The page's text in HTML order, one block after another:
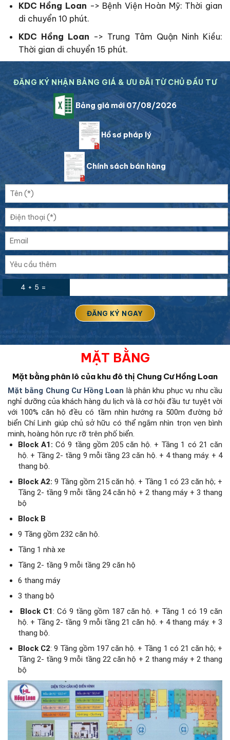
KDC Hồng Loan -> Bệnh Viện Hoàn Mỹ: Thời gian
di chuyển 10 phút.
KDC Hồng Loan -> Trung Tâm Quận Ninh Kiều:
Thời gian di chuyển 15 phút.
ĐĂNG KÝ NHẬN BẢNG GIÁ & ƯU ĐÃI TỪ CHỦ ĐẦU TƯ
Bảng giá mới 07/08/2026
Hồ sơ pháp lý
Chính sách bán hàng
4 + 5 =
MẶT BẰNG
Mặt bằng phân lô của khu đô thị Chung Cư Hồng Loan
Mặt bằng Chung Cư Hồng Loan là phân khu phục vụ nhu cầu
nghỉ dưỡng của khách hàng du lịch và là cơ hội đầu tư tuyệt vời
với 100% căn hộ đều có tầm nhìn hướng ra 500m đường bở
biển Chí Linh giúp chủ sở hữu có thể ngắm nhìn trọn vẹn bình
minh, hoàng hôn rực rỡ trên phố biển.
Block A1: Có 9 tầng gồm 205 căn hộ. + Tầng 1 có 21 căn
hộ. + Tầng 2- tầng 9 mỗi tầng 23 căn hộ. + 4 thang máy. + 4
thang bộ.
Block A2: 9 Tầng gồm 215 căn hộ. + Tầng 1 có 23 căn hộ; +
Tầng 2- tầng 9 mỗi tầng 24 căn hộ + 2 thang máy + 3 thang
bộ
Block B
9 Tầng gồm 232 căn hộ.
Tầng 1 nhà xe
Tầng 2- tầng 9 mỗi tầng 29 căn hộ
6 thang máy
3 thang bộ
Block C1: Có 9 tầng gồm 187 căn hộ. + Tầng 1 có 19 căn
hộ. + Tầng 2- tầng 9 mỗi tầng 21 căn hộ. + 4 thang máy. + 3
thang bộ.
Block C2: 9 Tầng gồm 197 căn hộ. + Tầng 1 có 21 căn hộ; +
Tầng 2- tầng 9 mỗi tầng 22 căn hộ + 2 thang máy + 2 thang
bộ